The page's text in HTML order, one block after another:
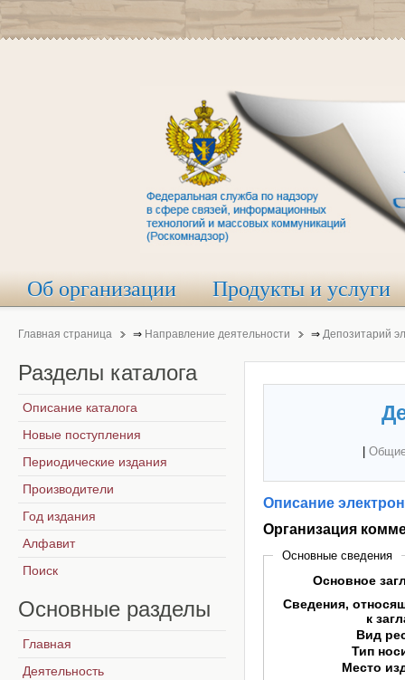
Об организации Продукты и услуги
Главная страница ⇒ Направление деятельности ⇒ Депозитарий
Описание
Организация
Основные сведения
Основное
Сведения,
к
Вид
Тип
Место
Разделы каталога
Описание каталога
Новые поступления
Периодические издания
Производители
Год издания
Алфавит
Поиск
Основные разделы
Главная
Деятельность